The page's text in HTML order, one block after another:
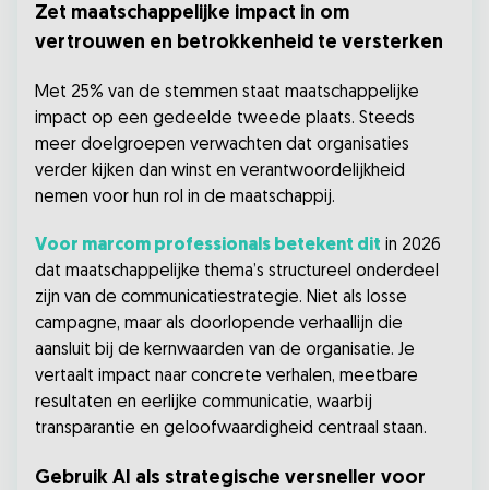
Zet maatschappelijke impact in om
vertrouwen en betrokkenheid te versterken
Met 25% van de stemmen staat maatschappelijke
impact op een gedeelde tweede plaats. Steeds
meer doelgroepen verwachten dat organisaties
verder kijken dan winst en verantwoordelijkheid
nemen voor hun rol in de maatschappij.
Voor marcom professionals betekent dit in 2026
dat maatschappelijke thema’s structureel onderdeel
zijn van de communicatiestrategie. Niet als losse
campagne, maar als doorlopende verhaallijn die
aansluit bij de kernwaarden van de organisatie. Je
vertaalt impact naar concrete verhalen, meetbare
resultaten en eerlijke communicatie, waarbij
transparantie en geloofwaardigheid centraal staan.
Gebruik AI als strategische versneller voor